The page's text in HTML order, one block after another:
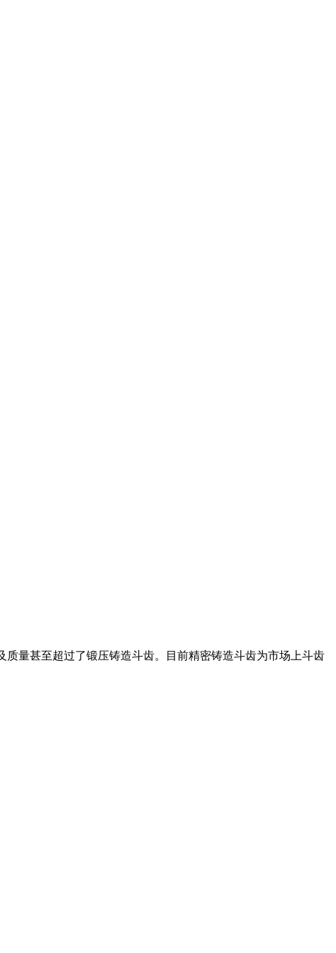
量甚至超过了锻压铸造斗齿。目前精密铸造斗齿为市场上斗齿